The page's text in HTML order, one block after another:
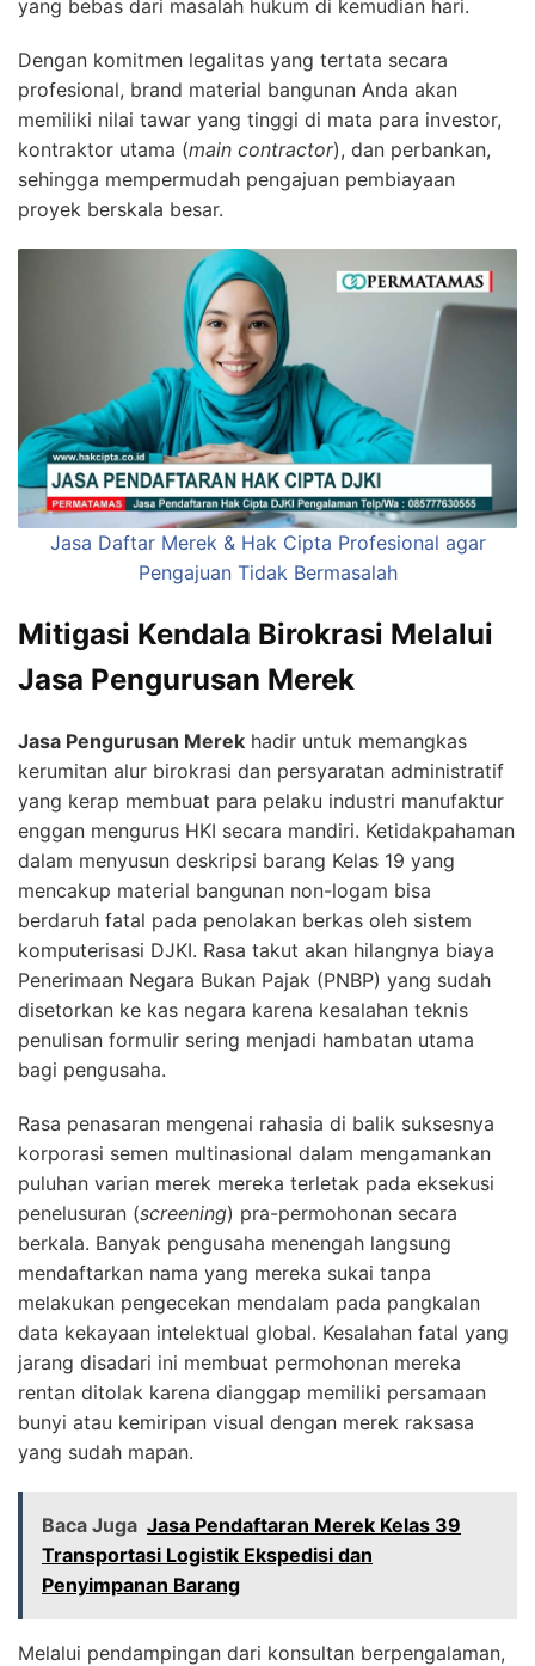
yang bebas dari masalah hukum di kemudian hari.
Dengan komitmen legalitas yang tertata secara
profesional, brand material bangunan Anda akan
memiliki nilai tawar yang tinggi di mata para investor,
kontraktor utama (main contractor), dan perbankan,
sehingga mempermudah pengajuan pembiayaan
proyek berskala besar.
Jasa Daftar Merek & Hak Cipta Profesional agar
Pengajuan Tidak Bermasalah
Mitigasi Kendala Birokrasi Melalui
Jasa Pengurusan Merek
Jasa Pengurusan Merek hadir untuk memangkas
kerumitan alur birokrasi dan persyaratan administratif
yang kerap membuat para pelaku industri manufaktur
enggan mengurus HKI secara mandiri. Ketidakpahaman
dalam menyusun deskripsi barang Kelas 19 yang
mencakup material bangunan non-logam bisa
berdaruh fatal pada penolakan berkas oleh sistem
komputerisasi DJKI. Rasa takut akan hilangnya biaya
Penerimaan Negara Bukan Pajak (PNBP) yang sudah
disetorkan ke kas negara karena kesalahan teknis
penulisan formulir sering menjadi hambatan utama
bagi pengusaha.
Rasa penasaran mengenai rahasia di balik suksesnya
korporasi semen multinasional dalam mengamankan
puluhan varian merek mereka terletak pada eksekusi
penelusuran (screening) pra-permohonan secara
berkala. Banyak pengusaha menengah langsung
mendaftarkan nama yang mereka sukai tanpa
melakukan pengecekan mendalam pada pangkalan
data kekayaan intelektual global. Kesalahan fatal yang
jarang disadari ini membuat permohonan mereka
rentan ditolak karena dianggap memiliki persamaan
bunyi atau kemiripan visual dengan merek raksasa
yang sudah mapan.
Baca Juga Jasa Pendaftaran Merek Kelas 39
Transportasi Logistik Ekspedisi dan
Penyimpanan Barang
Melalui pendampingan dari konsultan berpengalaman,